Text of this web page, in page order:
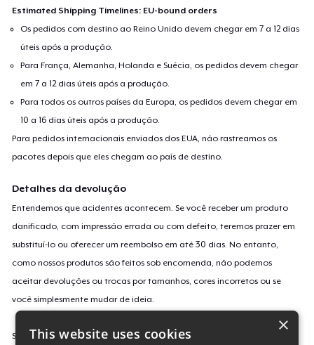
Estimated Shipping Timelines: EU-bound orders
Os pedidos com destino ao Reino Unido devem chegar em 7 a 12 dias
úteis após a produção.
Para França, Alemanha, Holanda e Suécia, os pedidos devem chegar
em 7 a 12 dias úteis após a produção.
Para todos os outros países da Europa, os pedidos devem chegar em
10 a 16 dias úteis após a produção.
Para pedidos internacionais enviados dos EUA, não rastreamos os
pacotes depois que eles chegam ao país de destino.
Detalhes da devolução
Entendemos que acidentes acontecem. Se você receber um produto
danificado, com impressão errada ou com defeito, teremos prazer em
substituí-lo ou oferecer um reembolso em até 30 dias. No entanto,
como nossos produtos são feitos sob encomenda, não podemos
aceitar devoluções ou trocas por tamanhos, cores incorretos ou se
você simplesmente mudar de ideia.
Saiba mais sobre a nossa política de devolução
×
This website uses cookies